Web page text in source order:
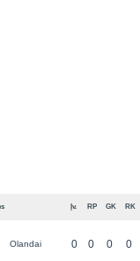
Įv. RP GK RK
Olandai 0 0 0 0